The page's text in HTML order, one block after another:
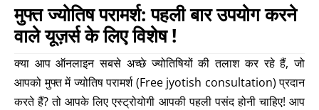
मुफ्त ज्योतिष परामर्श: पहली बार उपयोग करने
वाले यूज़र्स के लिए विशेष !
क्या आप ऑनलाइन सबसे अच्छे ज्योतिषियों की तलाश कर रहे हैं, जो
आपको मुफ्त में ज्योतिष परामर्श (Free jyotish consultation) प्रदान
करते हैं? तो आपके लिए एस्ट्रोयोगी आपकी पहली पसंद होनी चाहिए! आप